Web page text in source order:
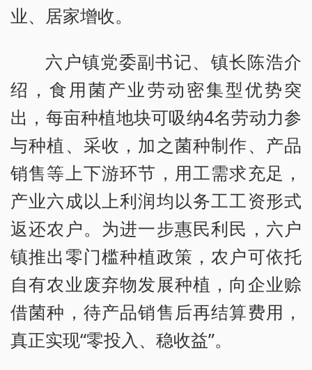
业、居家增收。
六户镇党委副书记、镇长陈浩介
绍，食用菌产业劳动密集型优势突
出，每亩种植地块可吸纳4名劳动力参
与种植、采收，加之菌种制作、产品
销售等上下游环节，用工需求充足，
产业六成以上利润均以务工工资形式
返还农户。为进一步惠民利民，六户
镇推出零门槛种植政策，农户可依托
自有农业废弃物发展种植，向企业赊
借菌种，待产品销售后再结算费用，
真正实现“零投入、稳收益”。